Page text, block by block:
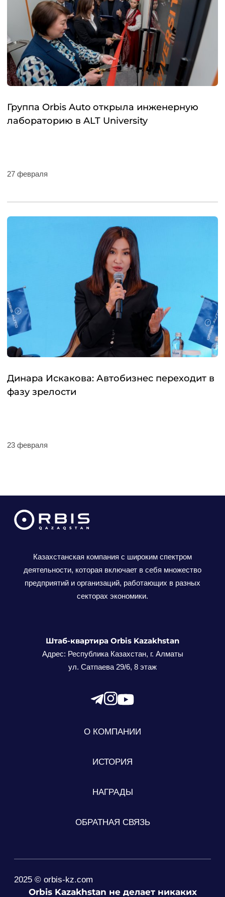
Группа Orbis Auto открыла инженерную
лабораторию в ALT University
27 февраля
Динара Искакова: Автобизнес переходит в
фазу зрелости
23 февраля
Казахстанская компания с широким спектром
деятельности, которая включает в себя множество
предприятий и организаций, работающих в разных
секторах экономики.
Штаб-квартира Orbis Kazakhstan
Адрес: Республика Казахстан, г. Алматы
ул. Сатпаева 29/6, 8 этаж
О КОМПАНИИ
ИСТОРИЯ
НАГРАДЫ
ОБРАТНАЯ СВЯЗЬ
2025 © orbis-kz.com
Orbis Kazakhstan не делает никаких